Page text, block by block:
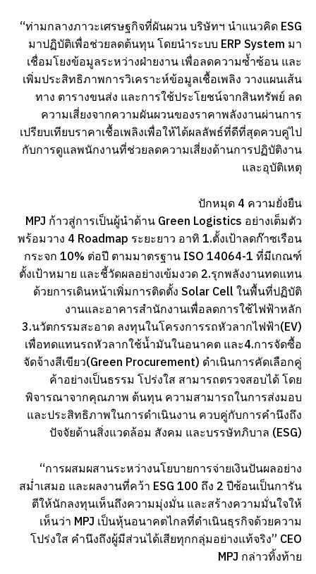
“ท่ามกลางภาวะเศรษฐกิจที่ผันผวน บริษัทฯ นำแนวคิด ESG
มาปฏิบัติเพื่อช่วยลดต้นทุน โดยนำระบบ ERP System มา
เชื่อมโยงข้อมูลระหว่างฝ่ายงาน เพื่อลดความซ้ำซ้อน และ
เพิ่มประสิทธิภาพการวิเคราะห์ข้อมูลเชื้อเพลิง วางแผนเส้น
ทาง ตารางขนส่ง และการใช้ประโยชน์จากสินทรัพย์ ลด
ความเสี่ยงจากความผันผวนของราคาพลังงานผ่านการ
เปรียบเทียบราคาเชื้อเพลิงเพื่อให้ได้ผลลัพธ์ที่ดีที่สุดควบคู่ไป
กับการดูแลพนักงานที่ช่วยลดความเสี่ยงด้านการปฏิบัติงาน
และอุบัติเหตุ
ปักหมุด 4 ความยั่งยืน
MPJ ก้าวสู่การเป็นผู้นำด้าน Green Logistics อย่างเต็มตัว
พร้อมวาง 4 Roadmap ระยะยาว อาทิ 1.ตั้งเป้าลดก๊าซเรือน
กระจก 10% ต่อปี ตามมาตรฐาน ISO 14064-1 ที่มีเกณฑ์
ตั้งเป้าหมาย และชี้วัดผลอย่างเข้มงวด 2.รุกพลังงานทดแทน
ด้วยการเดินหน้าเพิ่มการติดตั้ง Solar Cell ในพื้นที่ปฏิบัติ
งานและอาคารสำนักงานเพื่อลดการใช้ไฟฟ้าหลัก
3.นวัตกรรมสะอาด ลงทุนในโครงการรถหัวลากไฟฟ้า(EV)
เพื่อทดแทนรถหัวลากใช้น้ำมันในอนาคต และ4.การจัดซื้อ
จัดจ้างสีเขียว(Green Procurement) ดำเนินการคัดเลือกคู่
ค้าอย่างเป็นธรรม โปร่งใส สามารถตรวจสอบได้ โดย
พิจารณาจากคุณภาพ ต้นทุน ความสามารถในการส่งมอบ
และประสิทธิภาพในการดำเนินงาน ควบคู่กับการคำนึงถึง
ปัจจัยด้านสิ่งแวดล้อม สังคม และบรรษัทภิบาล (ESG)
“การผสมผสานระหว่างนโยบายการจ่ายเงินปันผลอย่าง
สม่ำเสมอ และผลงานที่คว้า ESG 100 ถึง 2 ปีซ้อนเป็นการัน
ตีให้นักลงทุนเห็นถึงความมุ่งมั่น และสร้างความมั่นใจให้
เห็นว่า MPJ เป็นหุ้นอนาคตไกลที่ดำเนินธุรกิจด้วยความ
โปร่งใส คำนึงถึงผู้มีส่วนได้เสียทุกกลุ่มอย่างแท้จริง” CEO
MPJ กล่าวทิ้งท้าย